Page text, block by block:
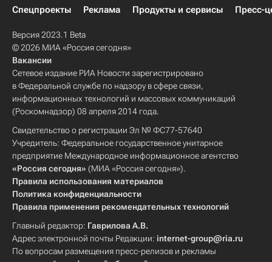
Спецпроекты
Реклама Продукты и сервисы Пресс-
Версия 2023.1 Beta
© 2026 МИА «Россия сегодня»
Вакансии
Сетевое издание РИА Новости зарегистрировано
в Федеральной службе по надзору в сфере связи,
информационных технологий и массовых коммуникаций
(Роскомнадзор) 08 апреля 2014 года.
Свидетельство о регистрации Эл № ФС77-57640
Учредитель: Федеральное государственное унитарное
предприятие Международное информационное агентство
«Россия сегодня» (МИА «Россия сегодня»).
Правила использования материалов
Политика конфиденциальности
Правила применения рекомендательных технологий
Главный редактор: Гаврилова А.В.
Адрес электронной почты Редакции: internet-group@ria.ru
По вопросам размещения пресс-релизов и рекламы